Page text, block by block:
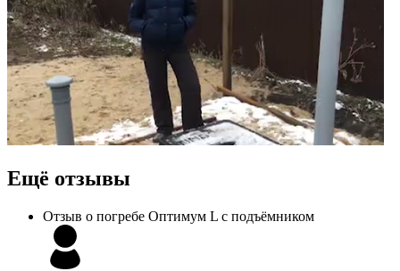
Ещё отзывы
Отзыв о погребе Оптимум L с подъёмником